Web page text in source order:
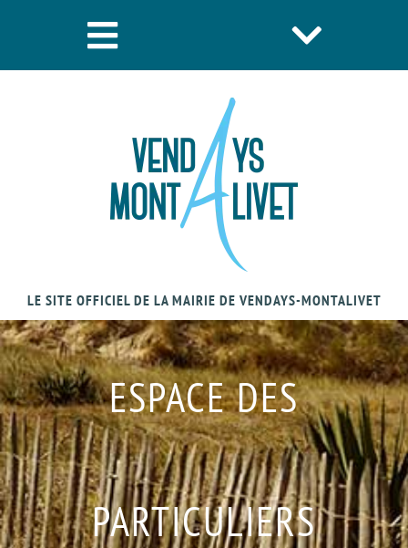
LE SITE OFFICIEL DE LA MAIRIE DE VENDAYS-MONTALIVET
ESPACE DES
PARTICULIERS